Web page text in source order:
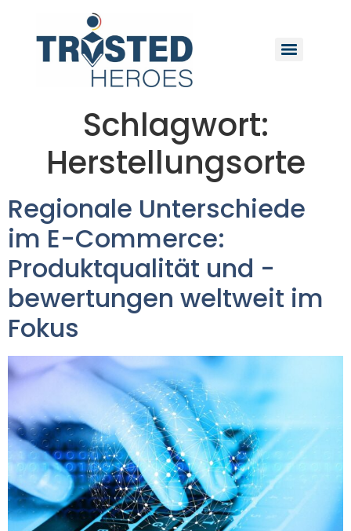
Schlagwort:
Herstellungsorte
Regionale Unterschiede
im E-Commerce:
Produktqualität und -
bewertungen weltweit im
Fokus